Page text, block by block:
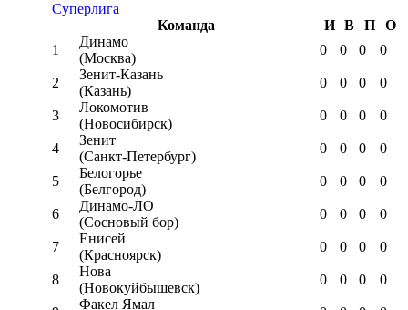
Суперлига
Команда
И В П
О
1
Динамо
(Москва)
0 0 0 0
2
Зенит-Казань
(Казань)
0 0 0 0
3
Локомотив
(Новосибирск)
0 0 0 0
4
Зенит
(Санкт-Петербург)
0 0 0 0
5
Белогорье
(Белгород)
0 0 0 0
6
Динамо-ЛО
(Сосновый бор)
0 0 0 0
7
Енисей
(Красноярск)
0 0 0 0
8
Нова
(Новокуйбышевск)
0 0 0 0
Факел Ямал